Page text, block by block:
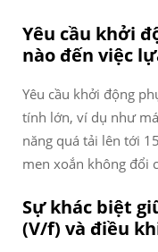
Yêu cầu khởi
nào đến việc
Yêu cầu khởi động
tính lớn, ví dụ như
năng quá tải lên tới
men xoắn không đổi
Sự khác biệt
(V/f) và điều